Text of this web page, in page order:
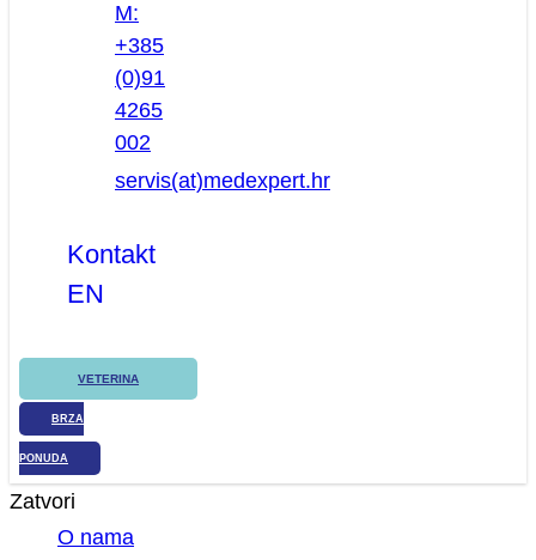
M:
+385
(0)91
4265
002
servis(at)medexpert.hr
Kontakt
EN
VETERINA
BRZA
PONUDA
Zatvori
O nama